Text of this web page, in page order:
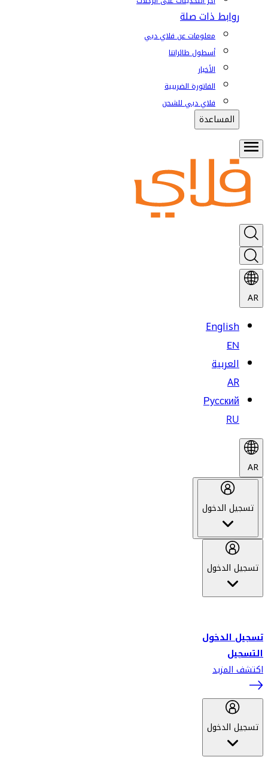
روابط ذات صلة
معلومات عن فلاي دبي
أسطول طائراتنا
الأخبار
الفاتورة الضريبية
فلاي دبي للشحن
المساعدة
AR
English
EN
العربية
AR
Русский
RU
AR
تسجيل الدخول
تسجيل الدخول
تسجيل الدخول
التسجيل
اكتشف المزيد
تسجيل الدخول